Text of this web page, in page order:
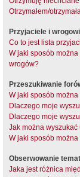
Otrzymałem/
Przyjaciele i
Co to jest lista
W jaki sposób
wrogów?
Przeszukiwanie
W jaki sposób
Dlaczego moje
Dlaczego moje
Jak można
W jaki sposób
Obserwowanie
Jaka jest różnica